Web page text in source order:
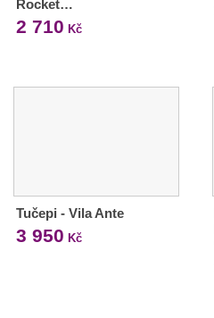
Rocket…
2 710 Kč
Tučepi - Vila Ante
3 950 Kč